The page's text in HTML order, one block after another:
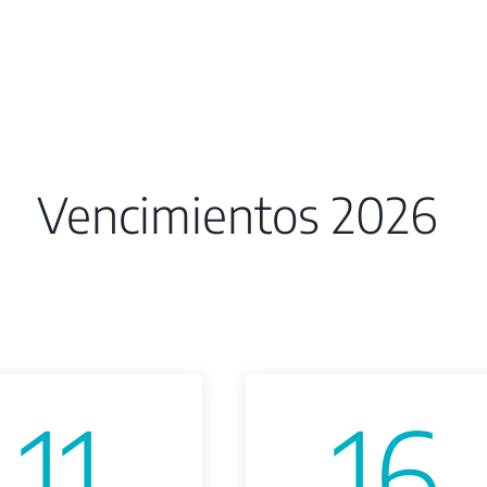
Vencimientos 2026